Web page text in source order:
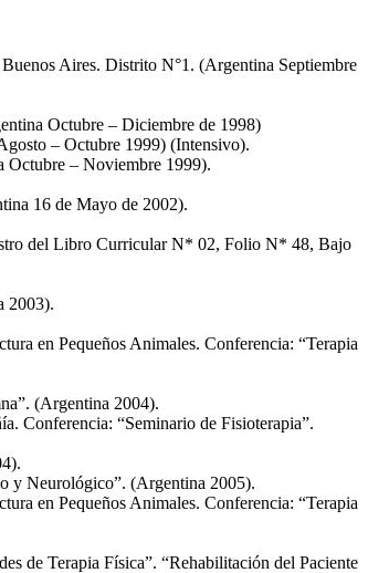
Aires. Distrito N°1. (Argentina Septiembre
Octubre – Diciembre de 1998)
– Octubre 1999) (Intensivo).
Octubre – Noviembre 1999).
16 de Mayo de 2002).
del Libro Curricular N* 02, Folio N* 48, Bajo
2003).
en Pequeños Animales. Conferencia: “Terapia
(Argentina 2004).
Conferencia: “Seminario de Fisioterapia”.
y Neurológico”. (Argentina 2005).
en Pequeños Animales. Conferencia: “Terapia
de Terapia Física”. “Rehabilitación del Paciente